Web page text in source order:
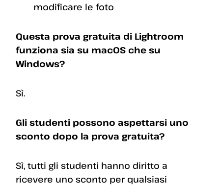
modificare le foto
Questa prova gratuita di Lightroom
funziona sia su macOS che su
Windows?
Sì.
Gli studenti possono aspettarsi uno
sconto dopo la prova gratuita?
Sì, tutti gli studenti hanno diritto a
ricevere uno sconto per qualsiasi